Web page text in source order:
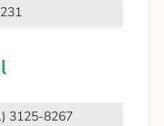
3125-8267